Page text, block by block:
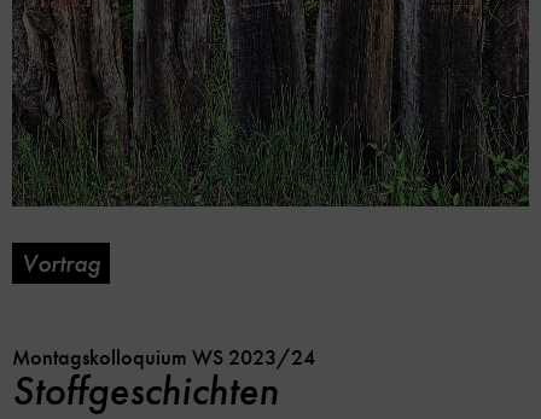
Vortrag
Montagskolloquium WS 2023/24
Stoffgeschichten